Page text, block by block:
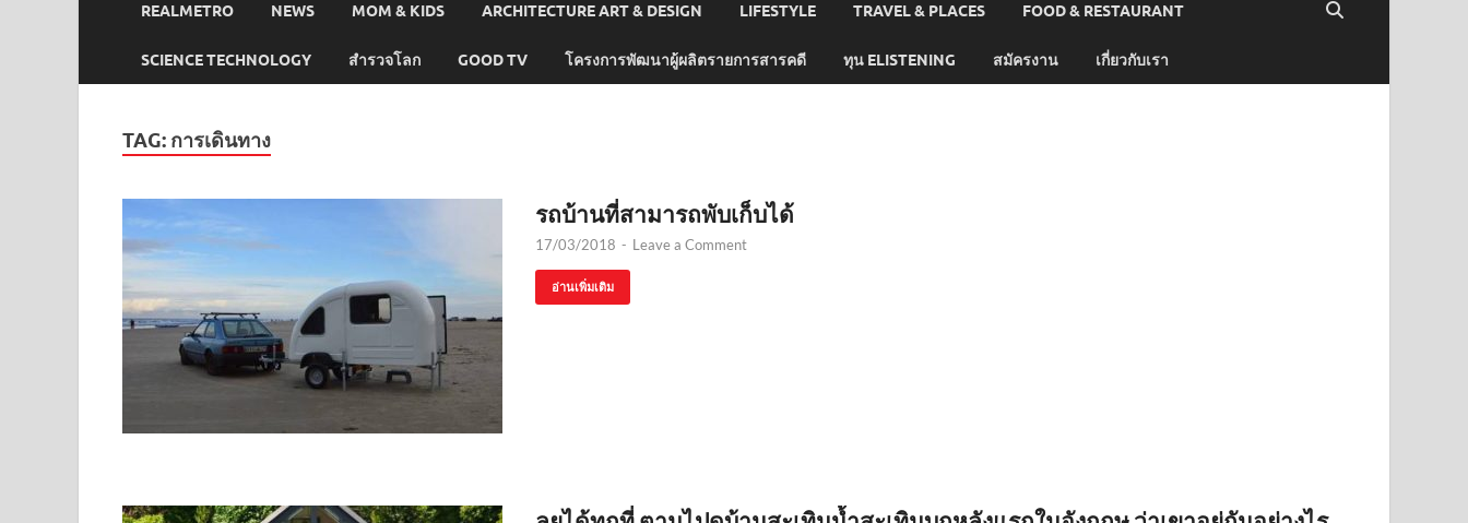
REALMETRO NEWS MOM & KIDS ARCHITECTURE ART & DESIGN LIFESTYLE TRAVEL & PLACES FOOD & RESTAURANT
SCIENCE TECHNOLOGY สำรวจโลก GOOD TV โครงการพัฒนาผู้ผลิตรายการสารคดี ทุน ELISTENING สมัครงาน เกี่ยวกับเรา
TAG: การเดินทาง
รถบ้านที่สามารถพับเก็บได้
17/03/2018 - Leave a Comment
อ่านเพิ่มเติม